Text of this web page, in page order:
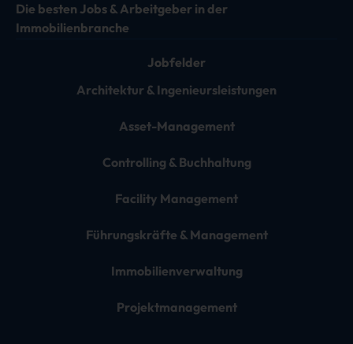
Die besten Jobs & Arbeitgeber in der
Immobilienbranche
Jobfelder
Architektur & Ingenieursleistungen
Asset-Management
Controlling & Buchhaltung
Facility Management
Führungskräfte & Management
Immobilienverwaltung
Projektmanagement